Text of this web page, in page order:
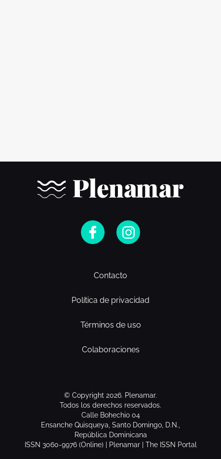
Contacto
Política de privacidad
Términos de uso
Colaboraciones
© Copyright 2026. Plenamar.
Todos los derechos reservados.
Calle Bohechio 04
Ensanche Quisqueya, Santo Domingo, D.N.,
República Dominicana
ISSN 3060-9976 (Online) | Plenamar | The ISSN Portal